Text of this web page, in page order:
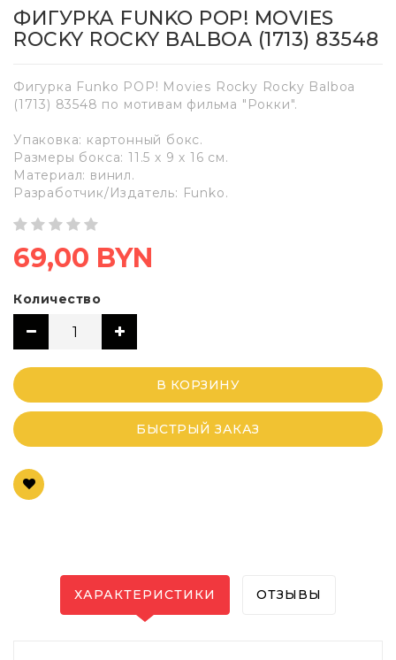
ФИГУРКА FUNKO POP! MOVIES
ROCKY ROCKY BALBOA (1713)​ 83548
Фигурка Funko POP! Movies Rocky Rocky Balboa
(1713)​ 83548 по мотивам фильма "Рокки".
Упаковка: картонный бокс.
Размеры бокса: 11.5 х 9 х 16 см.
Материал: винил.
Разработчик/Издатель: Funko.
69,00 BYN
Количество
В КОРЗИНУ
БЫСТРЫЙ ЗАКАЗ
ХАРАКТЕРИСТИКИ ОТЗЫВЫ